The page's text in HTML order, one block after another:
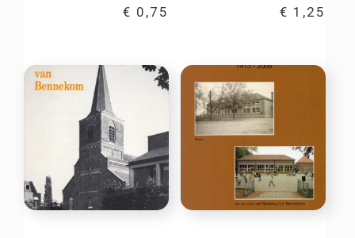
€ 0,75 € 1,25